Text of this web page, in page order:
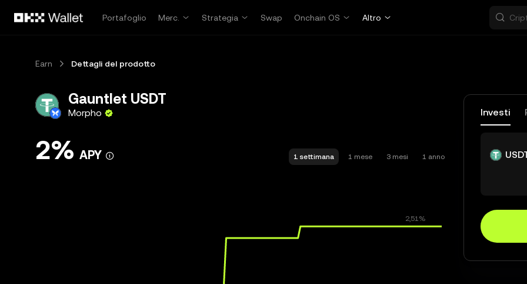
Portafoglio
Merc. Strategia Swap Onchain OS Altro
Earn Dettagli del prodotto
Gauntlet USDT
Morpho
2% APY 1 settimana 1 mese 3 mesi 1 anno
Investi